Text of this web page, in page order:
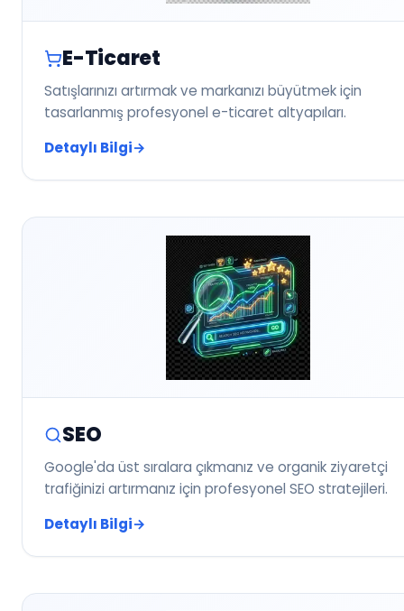
E-Ticaret
Satışlarınızı artırmak ve markanızı büyütmek için
tasarlanmış profesyonel e-ticaret altyapıları.
Detaylı Bilgi→
SEO
Google'da üst sıralara çıkmanız ve organik ziyaretçi
trafiğinizi artırmanız için profesyonel SEO stratejileri.
Detaylı Bilgi→